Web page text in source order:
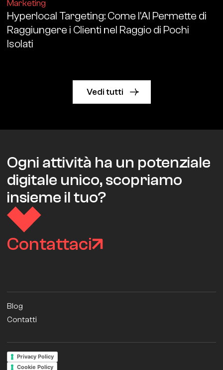
Marketing
Hyperlocal Targeting: Come l'AI Permette di
Raggiungere i Clienti nel Raggio di Pochi
Isolati
Vedi tutti
Ogni attività ha un potenziale
digitale unico, scopriamo
insieme il tuo?
Contattaci
Blog
Contatti
Privacy Policy
Cookie Policy